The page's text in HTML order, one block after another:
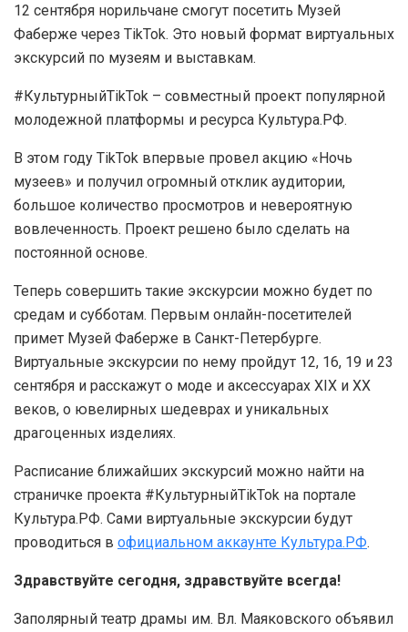
12 сентября норильчане смогут посетить Музей
Фаберже через TikTok. Это новый формат виртуальных
экскурсий по музеям и выставкам.
#КультурныйTikTok – совместный проект популярной
молодежной платформы и ресурса Культура.РФ.
В этом году TikTok впервые провел акцию «Ночь
музеев» и получил огромный отклик аудитории,
большое количество просмотров и невероятную
вовлеченность. Проект решено было сделать на
постоянной основе.
Теперь совершить такие экскурсии можно будет по
средам и субботам. Первым онлайн-посетителей
примет Музей Фаберже в Санкт-Петербурге.
Виртуальные экскурсии по нему пройдут 12, 16, 19 и 23
сентября и расскажут о моде и аксессуарах XIX и XX
веков, о ювелирных шедеврах и уникальных
драгоценных изделиях.
Расписание ближайших экскурсий можно найти на
страничке проекта #КультурныйTikTok на портале
Культура.РФ. Сами виртуальные экскурсии будут
проводиться в официальном аккаунте Культура.РФ.
Здравствуйте сегодня, здравствуйте всегда!
Заполярный театр драмы им. Вл. Маяковского объявил